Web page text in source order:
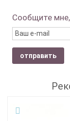
Сообщите
отправить